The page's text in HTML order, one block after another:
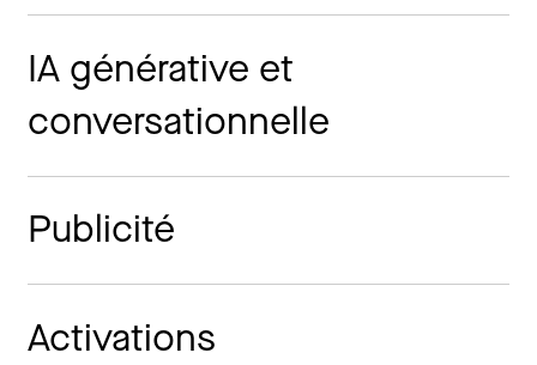
IA générative et
conversationnelle
Publicité
Activations